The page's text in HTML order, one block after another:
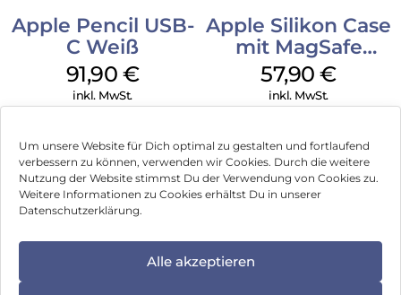
Um unsere Website für Dich optimal zu gestalten und fortlaufend
verbessern zu können, verwenden wir Cookies. Durch die weitere
Nutzung der Website stimmst Du der Verwendung von Cookies zu.
Weitere Informationen zu Cookies erhältst Du in unserer
Datenschutzerklärung.
Alle akzeptieren
Apple Pencil USB-
C Weiß
91,90 €
inkl. MwSt.
Apple Silikon Case
mit MagSafe
iPhone 14 Pro
(PRODUCT)RED
57,90€
inkl. MwSt.
Impressum